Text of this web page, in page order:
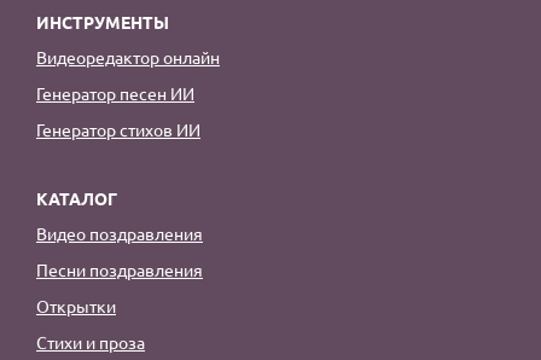
ИНСТРУМЕНТЫ
Видеоредактор онлайн
Генератор песен ИИ
Генератор стихов ИИ
КАТАЛОГ
Видео поздравления
Песни поздравления
Открытки
Стихи и проза